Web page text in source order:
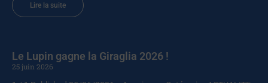
Lire la suite
Le Lupin gagne la Giraglia 2026 !
25 juin 2026